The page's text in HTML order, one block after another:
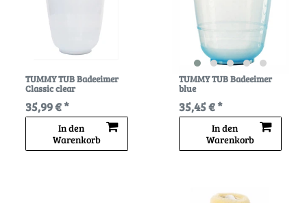
TUMMY TUB Badeeimer
Classic clear
35,99 € *
In den
Warenkorb
TUMMY TUB Badeeimer
blue
35,45 € *
In den
Warenkorb